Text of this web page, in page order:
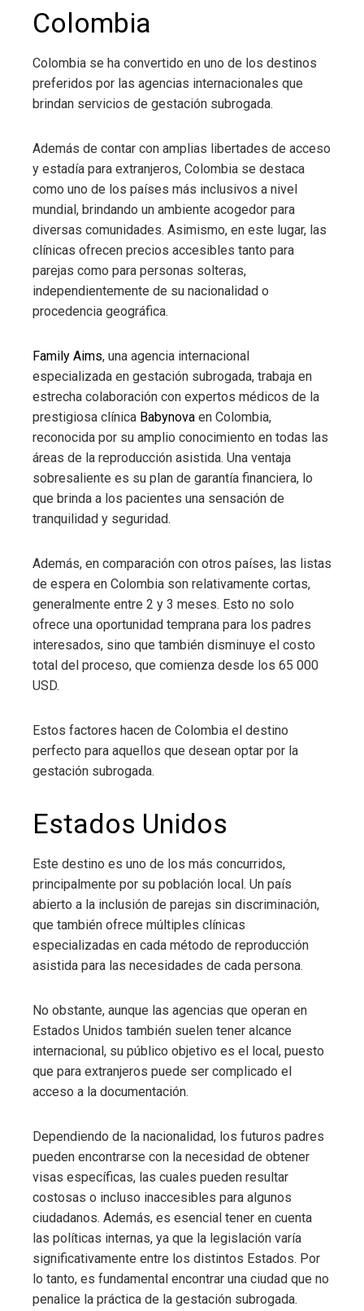
Colombia
Colombia se ha convertido en uno de los destinos
preferidos por las agencias internacionales que
brindan servicios de gestación subrogada.
Además de contar con amplias libertades de acceso
y estadía para extranjeros, Colombia se destaca
como uno de los países más inclusivos a nivel
mundial, brindando un ambiente acogedor para
diversas comunidades. Asimismo, en este lugar, las
clínicas ofrecen precios accesibles tanto para
parejas como para personas solteras,
independientemente de su nacionalidad o
procedencia geográfica.
Family Aims, una agencia internacional
especializada en gestación subrogada, trabaja en
estrecha colaboración con expertos médicos de la
prestigiosa clínica Babynova en Colombia,
reconocida por su amplio conocimiento en todas las
áreas de la reproducción asistida. Una ventaja
sobresaliente es su plan de garantía financiera, lo
que brinda a los pacientes una sensación de
tranquilidad y seguridad.
Además, en comparación con otros países, las listas
de espera en Colombia son relativamente cortas,
generalmente entre 2 y 3 meses. Esto no solo
ofrece una oportunidad temprana para los padres
interesados, sino que también disminuye el costo
total del proceso, que comienza desde los 65 000
USD.
Estos factores hacen de Colombia el destino
perfecto para aquellos que desean optar por la
gestación subrogada.
Estados Unidos
Este destino es uno de los más concurridos,
principalmente por su población local. Un país
abierto a la inclusión de parejas sin discriminación,
que también ofrece múltiples clínicas
especializadas en cada método de reproducción
asistida para las necesidades de cada persona.
No obstante, aunque las agencias que operan en
Estados Unidos también suelen tener alcance
internacional, su público objetivo es el local, puesto
que para extranjeros puede ser complicado el
acceso a la documentación.
Dependiendo de la nacionalidad, los futuros padres
pueden encontrarse con la necesidad de obtener
visas específicas, las cuales pueden resultar
costosas o incluso inaccesibles para algunos
ciudadanos. Además, es esencial tener en cuenta
las políticas internas, ya que la legislación varía
significativamente entre los distintos Estados. Por
lo tanto, es fundamental encontrar una ciudad que no
penalice la práctica de la gestación subrogada.